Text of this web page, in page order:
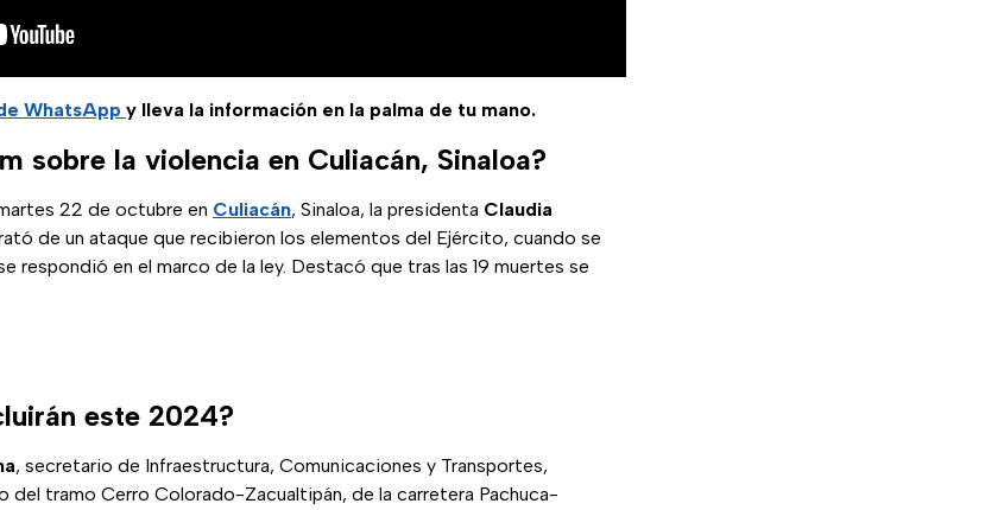
WhatsApp y lleva la información en la palma de tu mano.
sobre la violencia en Culiacán, Sinaloa?
22 de octubre en Culiacán, Sinaloa, la presidenta Claudia
de un ataque que recibieron los elementos del Ejército, cuando se
respondió en el marco de la ley. Destacó que tras las 19 muertes se
este 2024?
, secretario de Infraestructura, Comunicaciones y Transportes,
del tramo Cerro Colorado-Zacualtipán, de la carretera Pachuca-